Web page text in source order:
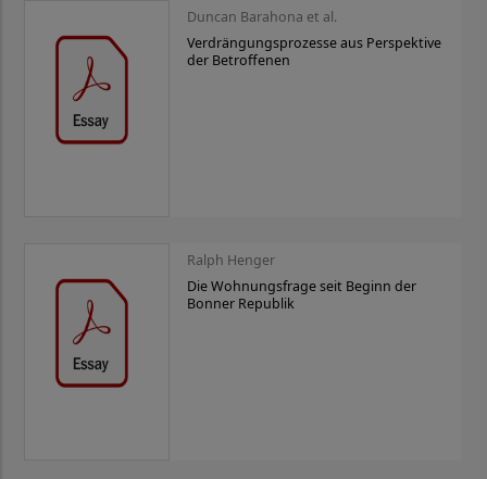
Duncan Barahona et al.
Verdrängungsprozesse aus Perspektive
der Betroffenen
Ralph Henger
Die Wohnungsfrage seit Beginn der
Bonner Republik